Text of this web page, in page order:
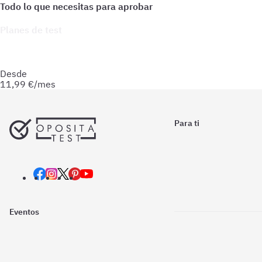
Desde
11,99 €/mes
Para ti
Eventos